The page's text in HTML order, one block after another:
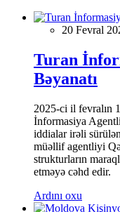
20 Fevral
Turan
Bəyanatı
2025-ci il fevralın
İnformasiya
iddialar irəli
müəllif agentliyi
strukturların
etməyə cəhd edir.
Ardını oxu